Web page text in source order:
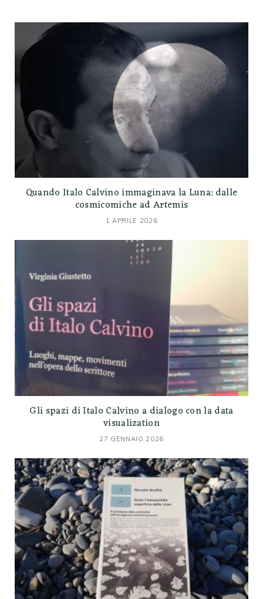
Quando Italo Calvino immaginava la Luna: dalle
cosmicomiche ad Artemis
1 APRILE 2026
Gli spazi di Italo Calvino a dialogo con la data
visualization
27 GENNAIO 2026